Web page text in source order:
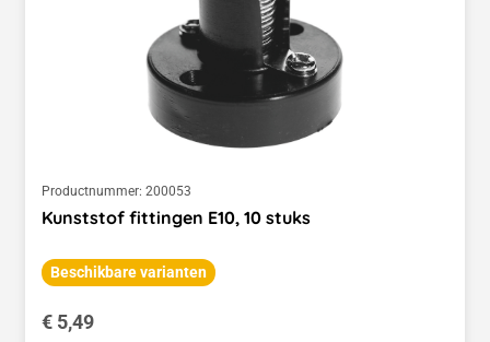
Productnummer: 200053
Kunststof fittingen E10, 10 stuks
Beschikbare varianten
Normale prijs:
€ 5,49